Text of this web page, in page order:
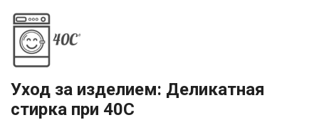
Уход за изделием: Деликатная
стирка при 40С